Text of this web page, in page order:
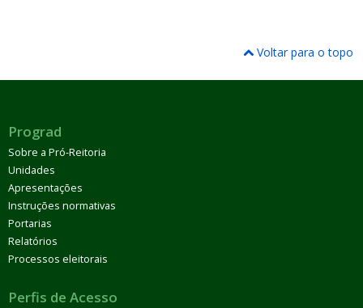
Voltar para o topo
Prograd
Sobre a Pró-Reitoria
Unidades
Apresentações
Instruções normativas
Portarias
Relatórios
Processos eleitorais
Perfis de Acesso